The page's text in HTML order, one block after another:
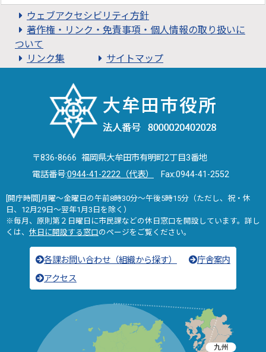
ウェブアクセシビリティ方針
著作権・リンク・免責事項・個人情報の取り扱いに
ついて
リンク集
サイトマップ
〒836-8666 福岡県大牟田市有明町2丁目3番地
電話番号:0944-41-2222（代表） Fax:0944-41-2552
[開庁時間]月曜～金曜日の午前8時30分～午後5時15分（ただし、祝・休
日、12月29日～翌年1月3日を除く）
※毎月、原則第２日曜日に市民課などの休日窓口を開設しています。詳し
くは、 休日に開設する窓口のページをご覧ください。
各課お問い合わせ（組織から探す）
庁舎案内
アクセス